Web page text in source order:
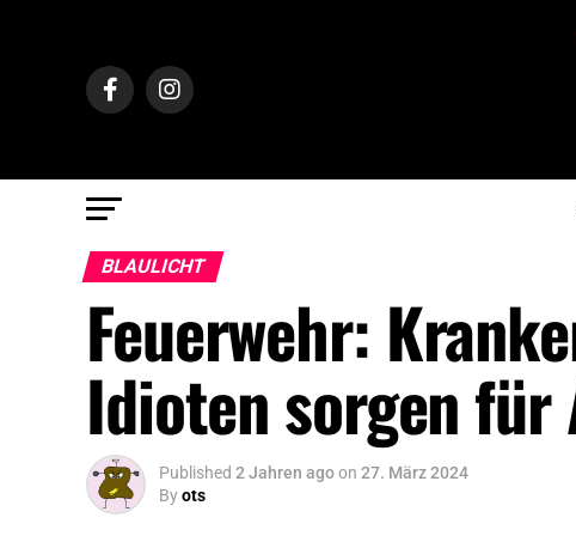
BLAULICHT
Feuerwehr:
Idioten sorgen
Published 2 Jahren agoon 27. März 2024
Byots